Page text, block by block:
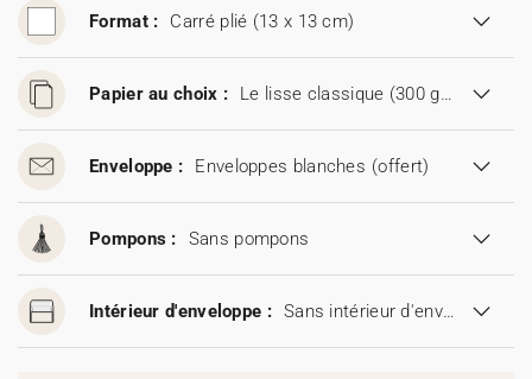
Format : Carré plié (13 x 13 cm)
Papier au choix : Le lisse classique (300 g/m²)
Enveloppe : Enveloppes blanches (offert)
Pompons : Sans pompons
Intérieur d'enveloppe : Sans intérieur d'enveloppe